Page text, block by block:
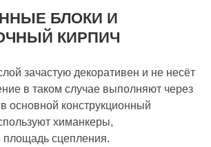
БЛОКИ И
КИРПИЧ
зачастую декоративен и не несёт
в таком случае выполняют через
основной конструкционный
химанкеры,
сцепления.